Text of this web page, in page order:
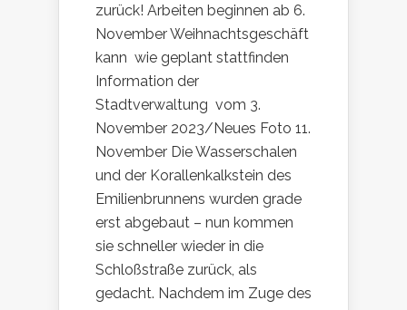
zurück! Arbeiten beginnen ab 6.
November Weihnachtsgeschäft
kann wie geplant stattfinden
Information der
Stadtverwaltung vom 3.
November 2023/Neues Foto 11.
November Die Wasserschalen
und der Korallenkalkstein des
Emilienbrunnens wurden grade
erst abgebaut – nun kommen
sie schneller wieder in die
Schloßstraße zurück, als
gedacht. Nachdem im Zuge des